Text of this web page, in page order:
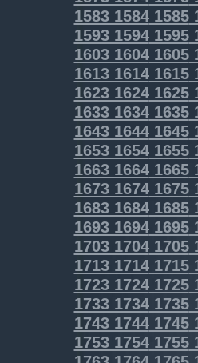
158315841585
159315941595
160316041605
161316141615
162316241625
163316341635
164316441645
165316541655
166316641665
167316741675
168316841685
169316941695
170317041705
171317141715
172317241725
173317341735
174317441745
175317541755